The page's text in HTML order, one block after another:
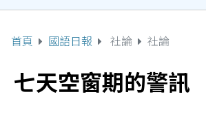
首頁 國語日報 社論 社論
七天空窗期的警訊